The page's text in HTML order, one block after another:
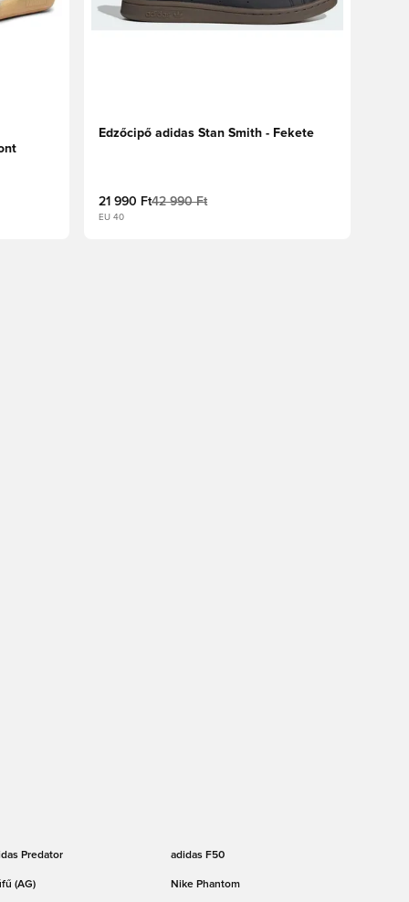
Edzőcipő adidas Stan Smith - Fekete
21 990 Ft42 990 Ft
EU 40
Predator adidas F50
(AG) Nike Phantom